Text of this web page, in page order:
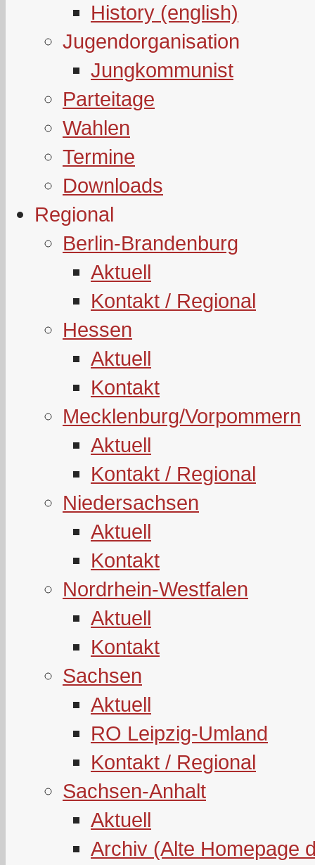
History (english)
Jugendorganisation
Jungkommunist
Parteitage
Wahlen
Termine
Downloads
Regional
Berlin-Brandenburg
Aktuell
Kontakt / Regional
Hessen
Aktuell
Kontakt
Mecklenburg/Vorpommern
Aktuell
Kontakt / Regional
Niedersachsen
Aktuell
Kontakt
Nordrhein-Westfalen
Aktuell
Kontakt
Sachsen
Aktuell
RO Leipzig-Umland
Kontakt / Regional
Sachsen-Anhalt
Aktuell
Archiv (Alte Homepage